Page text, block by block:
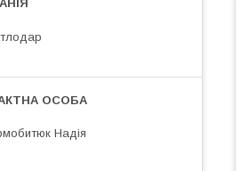
Надія